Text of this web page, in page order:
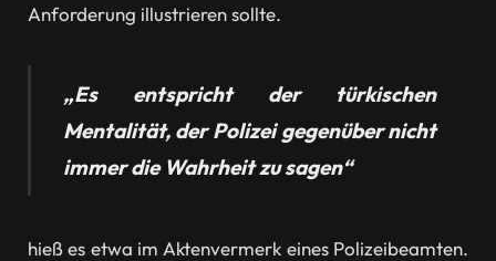
Anforderung illustrieren sollte.
„Es entspricht der türkischen
Mentalität, der Polizei gegenüber nicht
immer die Wahrheit zu sagen“
hieß es etwa im Aktenvermerk eines Polizeibeamten.